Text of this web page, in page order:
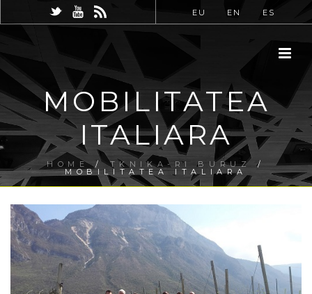
EU EN ES
MOBILITATEA
ITALIARA
HOME/TKNIKA-RI BURUZ /
MOBILITATEA ITALIARA